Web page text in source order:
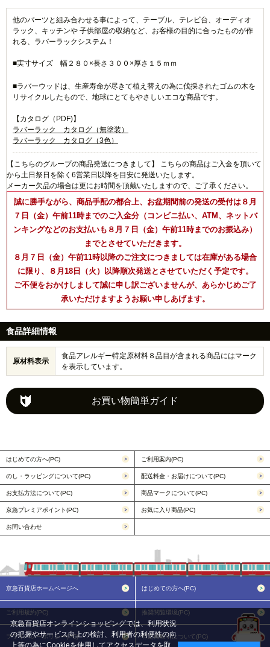
他のパーツと組み合わせる事によって、テーブル、テレビ台、オーディオ
ラック、キッチンや 子供部屋の収納など、お客様の目的に合ったものが作
れる、ラバーラックシステム！
■実寸サイズ 幅２８０×長さ３００×厚さ１５ｍｍ
■ラバーウッドは、生産寿命が尽きて植え替えの為に伐採されたゴムの木を
リサイクルしたもので、地球にとてもやさしいエコな商品です。
【カタログ（PDF)】
ラバーラック カタログ（無塗装）
ラバーラック カタログ（3色）
【こちらのグループの商品発送につきまして】 こちらの商品はご入金を頂いて
から土日祭日を除く6営業日以降を目安に発送いたします。
メーカー欠品の場合は更にお時間を頂戴いたしますので、ご了承ください。
誠に勝手ながら、商品手配の都合上、お盆期間前の発送の受付は８月
７日（金）午前11時までのご入金分（コンビニ払い、ATM、ネットバ
ンキングなどのお支払いも８月７日（金）午前11時までのお振込み）
までとさせていただきます。
８月７日（金）午前11時以降のご注文につきましては在庫がある場合
に限り、８月18日（火）以降順次発送とさせていただく予定です。
ご不便をおかけしまして誠に申し訳ございませんが、あらかじめご了
承いただけますようお願い申しあげます。
食品詳細情報
原材料表示
食品アレルギー特定原材料８品目が含まれる商品にはマーク
を表示しています。
お買い物簡単ガイド
はじめての方へ(PC) ご利用案内(PC)
のし・ラッピングについて(PC) 配送料金・お届けについて(PC)
お支払方法について(PC) 商品マークについて(PC)
京急プレミアポイント(PC) お気に入り商品(PC)
お問い合わせ
京急百貨店ホームページへ はじめての方へ(PC)
ご利用規約(PC) 推奨閲覧環境(PC)
プライバシーポリシー(PC) 特定商取引について(PC)
京急百貨店オンラインショッピングでは、利用状況
の把握やサービス向上の検討、利用者の利便性の向